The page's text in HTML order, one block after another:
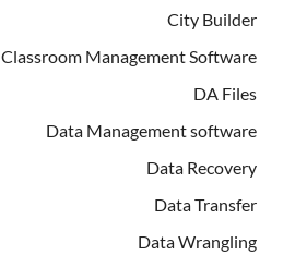
City Builder
Classroom Management Software
DA Files
Data Management software
Data Recovery
Data Transfer
Data Wrangling